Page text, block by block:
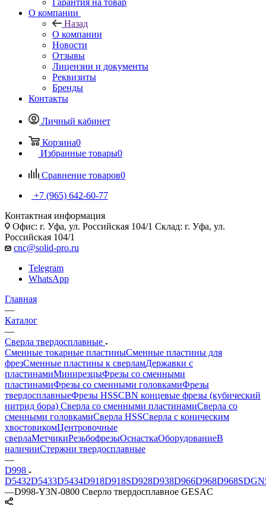
Гарантия на товар
О компании
Назад
О компании
Новости
Отзывы
Лицензии и документы
Реквизиты
Бренды
Контакты
Личный кабинет
Корзина0
Избранные товары0
Сравнение товаров0
+7 (965) 642-60-77
Контактная информация
Офис: г. Уфа, ул. Российская 104/1 Склад: г. Уфа, ул.
Российская 104/1
cnc@solid-pro.ru
Telegram
WhatsApp
Главная
—
Каталог
—
Сверла твердосплавные
Сменные токарные пластиныСменные пластины для
фрезСменные пластины к сверламДержавки с
пластинамиМинирезцыФрезы со сменными
пластинамиФрезы со сменными головкамиФрезы
твердосплавныеФрезы HSSCBN концевые фрезы (кубический
нитрид бора) Сверла со сменными пластинамиСверла со
сменными головкамиСверла HSSСверла с коническим
хвостовикомЦентровочные
сверлаМетчикиРезьбофрезыОснасткаОборудованиеВ
наличииСтержни твердосплавные
—
D998
D5432D5433D5434D918D918SD928D938D966D968D968S
—D998-Y3N-0800 Сверло твердосплавное GESAC